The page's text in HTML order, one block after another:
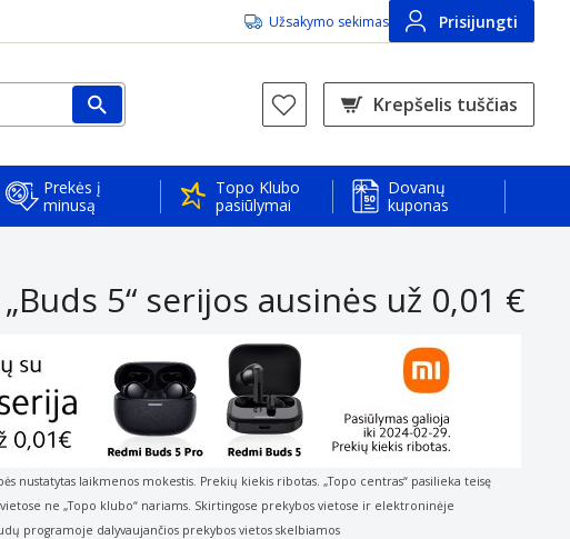
Užsakymo sekimas Prisijungti
Krepšelis tuščias
Prekės į
minusą
Topo Klubo
pasiūlymai
Dovanų
kuponas
5“ serijos ausinės už 0,01 €
nustatytas laikmenos mokestis. Prekių kiekis ribotas. „Topo centras“ pasilieka teisę
ne „Topo klubo“ nariams. Skirtingose prekybos vietose ir elektroninėje
programoje dalyvaujančios prekybos vietos skelbiamos